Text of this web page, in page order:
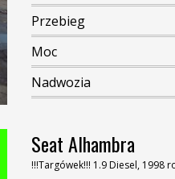
Przebieg
Moc
Nadwozia
Seat Alhambra
!!!Targówek!!! 1.9 Diesel, 1998